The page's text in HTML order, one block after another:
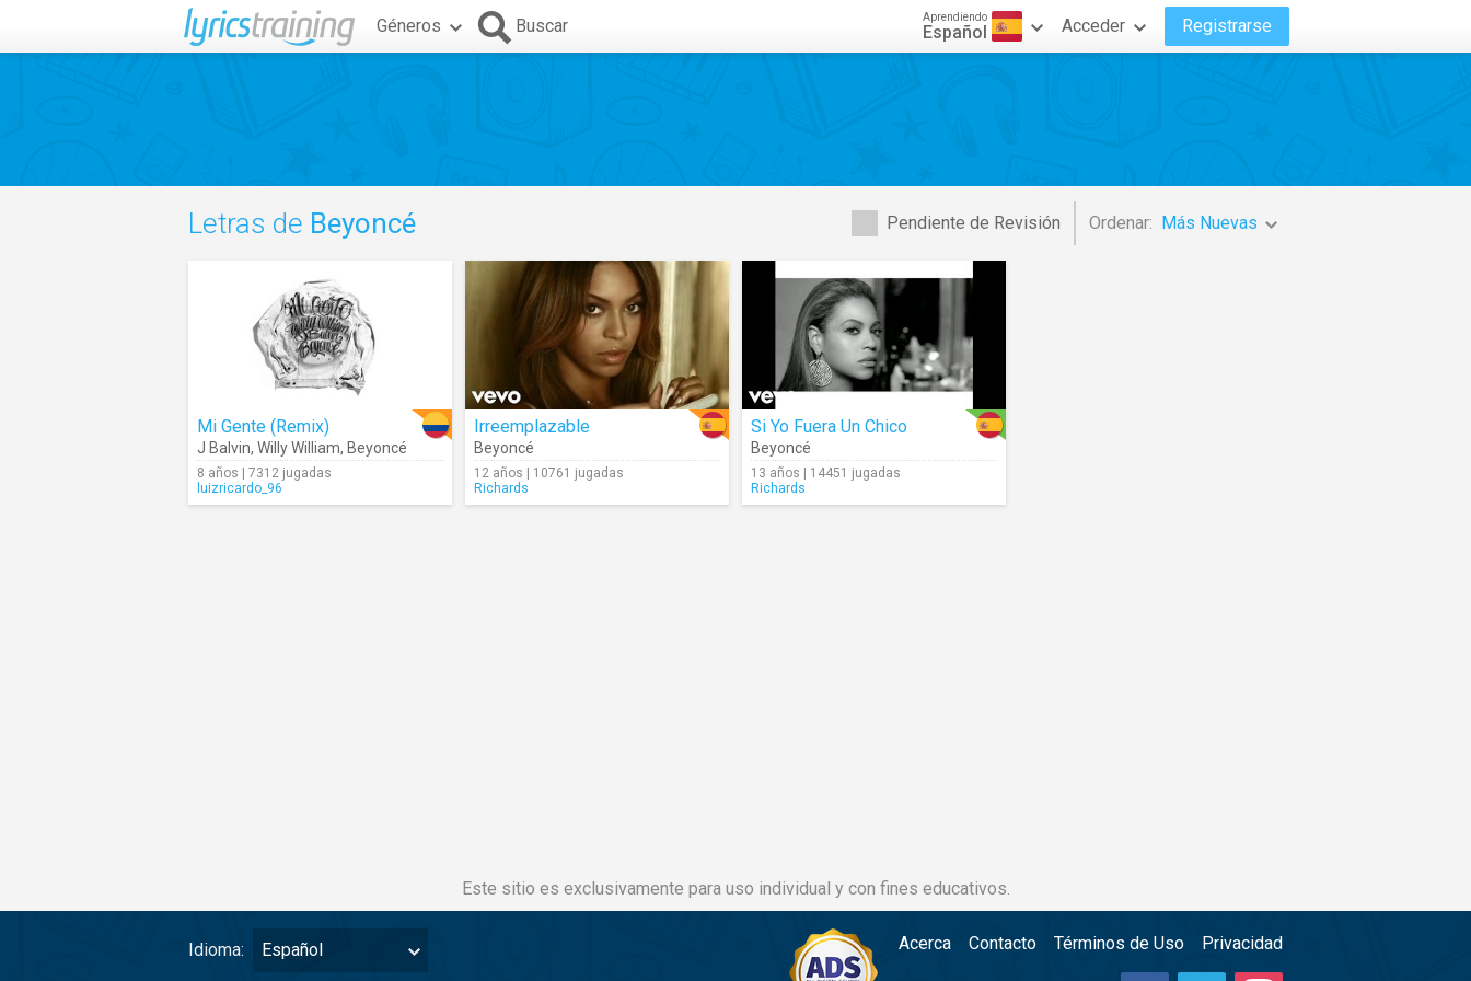
Géneros Buscar Aprendiendo
Español Acceder Registrarse
Pendiente de Revisión Ordenar: Más Nuevas
Letras de Beyoncé
Mi Gente (Remix)
J Balvin, Willy William, Beyoncé
8 años | 7312 jugadas
luizricardo_96
Irreemplazable
Beyoncé
12 años | 10761 jugadas
Richards
Si Yo Fuera Un Chico
Beyoncé
13 años | 14451 jugadas
Richards
Este sitio es exclusivamente para uso individual y con fines educativos.
Idioma: Español Acerca Contacto Términos de Uso Privacidad